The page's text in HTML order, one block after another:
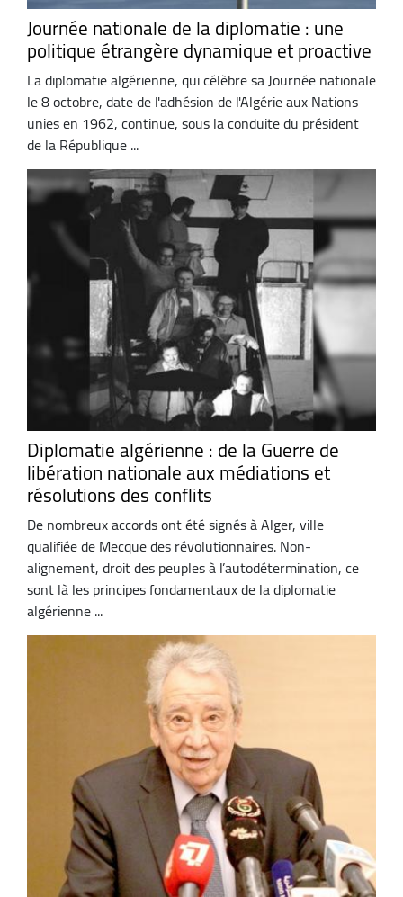
Journée nationale de la diplomatie : une
politique étrangère dynamique et proactive
La diplomatie algérienne, qui célèbre sa Journée nationale
le 8 octobre, date de l'adhésion de l'Algérie aux Nations
unies en 1962, continue, sous la conduite du président
de la République ...
Diplomatie algérienne : de la Guerre de
libération nationale aux médiations et
résolutions des conflits
De nombreux accords ont été signés à Alger, ville
qualifiée de Mecque des révolutionnaires. Non-
alignement, droit des peuples à l’autodétermination, ce
sont là les principes fondamentaux de la diplomatie
algérienne ...